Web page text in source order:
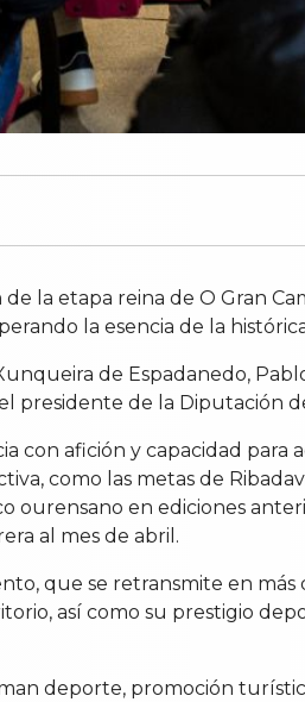
la etapa reina de O Gran
la esencia de la
de Espadanedo,
presidente de la Diputación
con afición y capacidad para
como las metas de
ourensano en ediciones
al mes de abril.
que se retransmite en más
así como su prestigio
deporte, promoción